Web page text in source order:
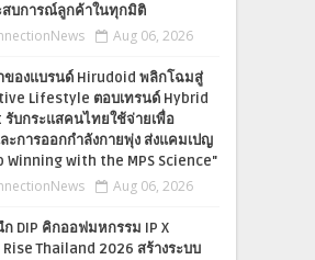
สบการณ์ลูกค้าในทุกมิติ
Aug 06, 2026
าของแบรนด์ Hirudoid พลิกโฉมสู่
Lifestyle ตอบเทรนด์ Hybrid
รับกระแสคนไทยใช้จ่ายเพื่อ
ะการออกกำลังกายพุ่ง ส่งแคมเปญ
Winning with the MPS Science"
Aug 06, 2026
DIP คิกออฟมหกรรม IP X
Thailand 2026 สร้างระบบ